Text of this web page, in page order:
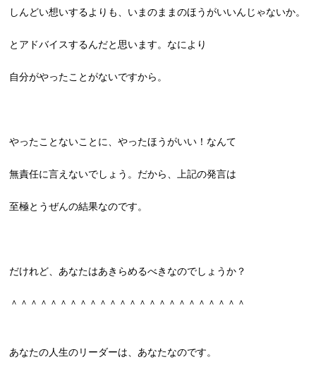
しんどい想いするよりも、いまのままのほうがいいんじゃないか。
とアドバイスするんだと思います。なにより
自分がやったことがないですから。
やったことないことに、やったほうがいい！なんて
無責任に言えないでしょう。だから、上記の発言は
至極とうぜんの結果なのです。
だけれど、あなたはあきらめるべきなのでしょうか？
＾＾＾＾＾＾＾＾＾＾＾＾＾＾＾＾＾＾＾＾＾＾＾＾
あなたの人生のリーダーは、あなたなのです。